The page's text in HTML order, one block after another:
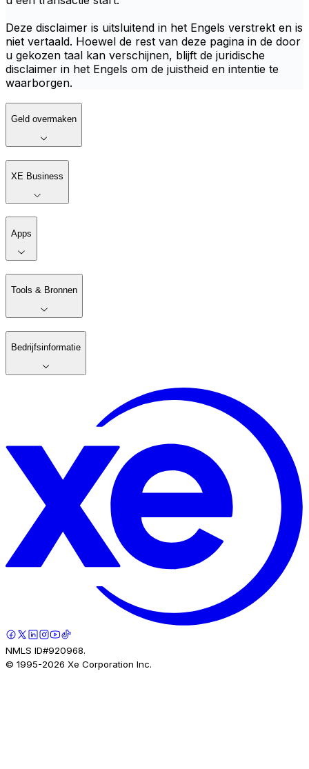
Deze disclaimer is uitsluitend in het Engels verstrekt en is
niet vertaald. Hoewel de rest van deze pagina in de door
u gekozen taal kan verschijnen, blijft de juridische
disclaimer in het Engels om de juistheid en intentie te
waarborgen.
Geld overmaken
XE Business
Apps
Tools & Bronnen
Bedrijfsinformatie
NMLS ID#920968.
© 1995-2026 Xe Corporation Inc.